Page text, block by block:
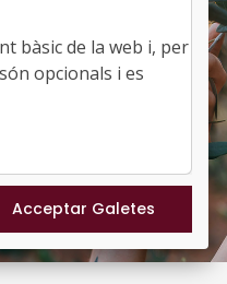
primera guia ofereix
les certificacions de
per obtenir-les, i
dels instruments de
mecanismes de
bàsic de la web i, per
opcionals i es